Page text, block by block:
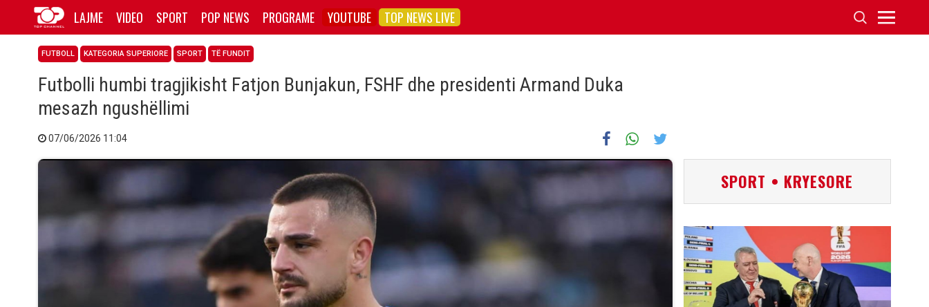
LAJME VIDEO SPORT POP NEWS PROGRAME YOUTUBE TOP NEWS LIVE
FUTBOLL KATEGORIA SUPERIORE SPORT TË FUNDIT
Futbolli humbi tragjikisht Fatjon Bunjakun, FSHF dhe presidenti Armand Duka
mesazh ngushëllimi
07/06/2026 11:04
SPORT • KRYESORE